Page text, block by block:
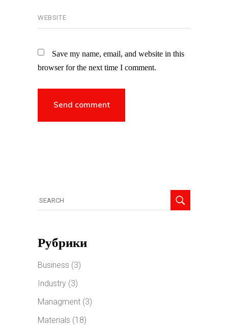
Save my name, email, and website in this
browser for the next time I comment.
Рубрики
Business (3)
Industry (3)
Managment (3)
Materials (18)